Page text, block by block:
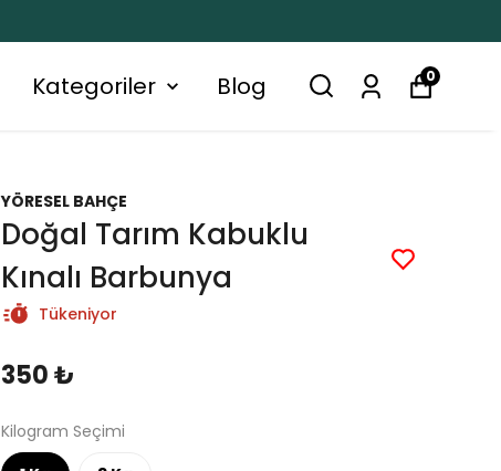
Kategoriler Blog 0
YÖRESEL BAHÇE
Doğal Tarım Kabuklu
Kınalı Barbunya
Tükeniyor
350 ₺
Kilogram Seçimi